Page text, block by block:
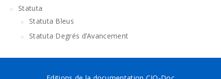
Statuta
Statuta Bleus
Statuta Degrés d’Avancement